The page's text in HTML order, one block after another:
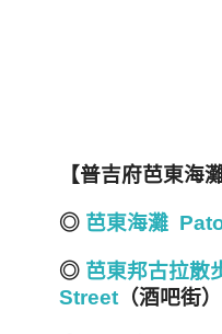
【普吉府芭東海
◎ 芭東海灘
◎ 芭東邦古拉散
Street （酒吧街）